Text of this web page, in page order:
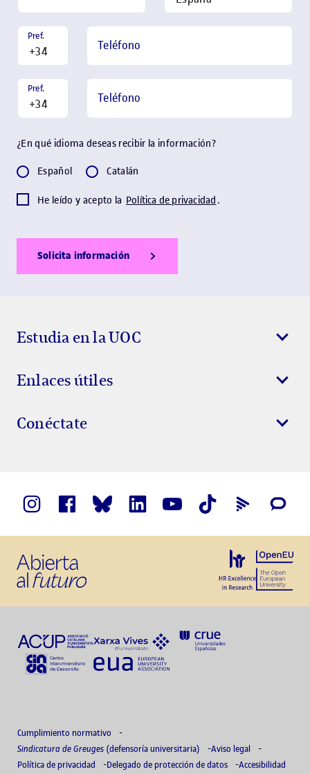
Pref.
Teléfono
Pref.
Teléfono
¿En qué idioma deseas recibir la información?
Español Catalán
He leído y acepto la Política de privacidad .
Solicita información
Estudia en la UOC
Enlaces útiles
Conéctate
Cumplimiento normativo
Sindicatura de Greuges (defensoría universitaria)
Aviso legal
Política de privacidad
Delegado de protección de datos Accesibilidad